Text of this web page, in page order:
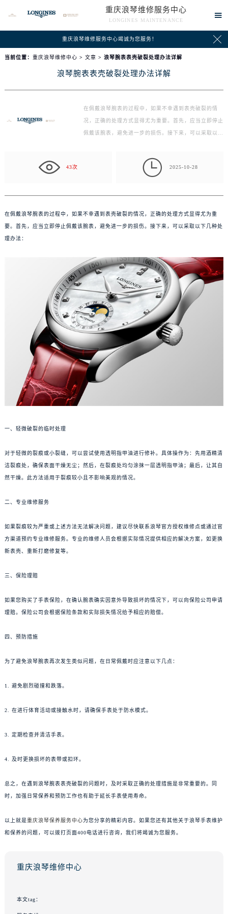
重庆浪琴维修服务中心
LONGINES MAINTENANCE

重庆浪琴维修服务中心竭诚为您服务！ 
当前位置： 重庆浪琴维修中心 > 文章 > 浪琴腕表表壳破裂处理办法详解
浪琴腕表表壳破裂处理办法详解
在佩戴浪琴腕表的过程中，如果不幸遇到表壳破裂的情
况，正确的处理方式显得尤为重要。首先，应当立即停止
佩戴该腕表，避免进一步的损伤。接下来，可以采取以下
43次  2025-10-28
在佩戴浪琴腕表的过程中，如果不幸遇到表壳破裂的情况，正确的处理方式显得尤为重
要。首先，应当立即停止佩戴该腕表，避免进一步的损伤。接下来，可以采取以下几种处
理办法：
一、轻微破裂的临时处理
对于轻微的裂痕或小裂缝，可以尝试使用透明指甲油进行修补。具体操作为：先用酒精清
洁裂痕处，确保表面干燥无尘；然后，在裂痕处均匀涂抹一层透明指甲油；最后，让其自
然干燥。此方法适用于裂痕较小且不影响美观的情况。
二、专业维修服务
如果裂痕较为严重或上述方法无法解决问题，建议尽快联系浪琴官方授权维修点或通过官
方渠道预约专业维修服务。专业的维修人员会根据实际情况提供相应的解决方案，如更换
新表壳、重新打磨修复等。
三、保险理赔
如果您购买了手表保险，在确认腕表确实因意外导致损坏的情况下，可以向保险公司申请
理赔。保险公司会根据保险条款和实际损失情况给予相应的赔偿。
四、预防措施
为了避免浪琴腕表再次发生类似问题，在日常佩戴时应注意以下几点：
1. 避免剧烈碰撞和跌落。
2. 在进行体育活动或接触水时，请确保手表处于防水模式。
3. 定期检查并清洁手表。
4. 及时更换损坏的表带或扣环。
总之，在遇到浪琴腕表表壳破裂的问题时，及时采取正确的处理措施是非常重要的。同
时，加强日常保养和预防工作也有助于延长手表使用寿命。
以上就是重庆浪琴保养服务中心为您分享的精彩内容。如果您还有其他关于浪琴手表维护
和保养的问题，可以拨打页面400电话进行咨询，我们将竭诚为您服务。
重庆浪琴维修中心
本文tag：